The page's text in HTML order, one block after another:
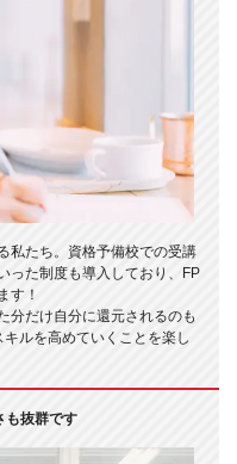
私たち。資格予備校での受講
った制度も導入しており、FP
す！
分だけ自分に還元されるのも
ルを高めていくことを楽し
も抜群です